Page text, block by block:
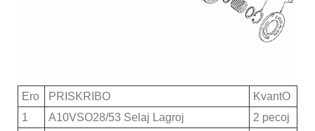
Ero PRISKRIBO
KvantO
1
A10VSO28/53 Selaj Lagroj
2 pecoj